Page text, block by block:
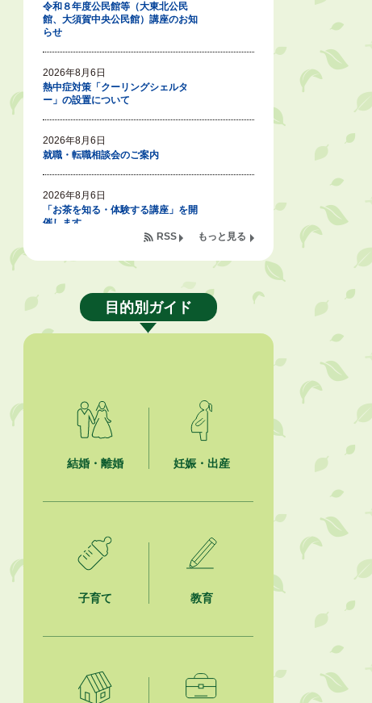
令和８年度公民館等（大東北公民
館、大須賀中央公民館）講座のお知
らせ
2026年8月6日
熱中症対策「クーリングシェルタ
ー」の設置について
2026年8月6日
就職・転職相談会のご案内
2026年8月6日
「お茶を知る・体験する講座」を開
催します
2026年8月5日
せ）
2026年8月5日
2026年8月4日
【日本DX大賞2026】ポスターセッ
ション最優秀賞を受賞しました！
2026年8月4日
2026年8月4日
夏季休暇期間 開業医等診療予定
2026年8月3日
「水道カルテ」の公表について
税制）のお願い
もっと見る
RSS
目的別ガイド
結婚・離婚 妊娠・出産
子育て 教育